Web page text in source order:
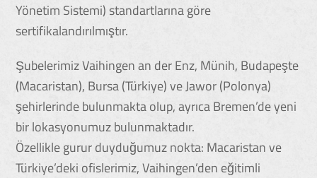
Yönetim Sistemi) standartlarına göre
sertifikalandırılmıştır.
Şubelerimiz Vaihingen an der Enz, Münih, Budapeşte
(Macaristan), Bursa (Türkiye) ve Jawor (Polonya)
şehirlerinde bulunmakta olup, ayrıca Bremen’de yeni
bir lokasyonumuz bulunmaktadır.
Özellikle gurur duyduğumuz nokta: Macaristan ve
Türkiye’deki ofislerimiz, Vaihingen’den eğitimli